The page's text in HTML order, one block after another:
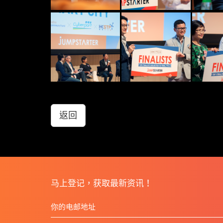
返回
马上登记，获取最新资讯！